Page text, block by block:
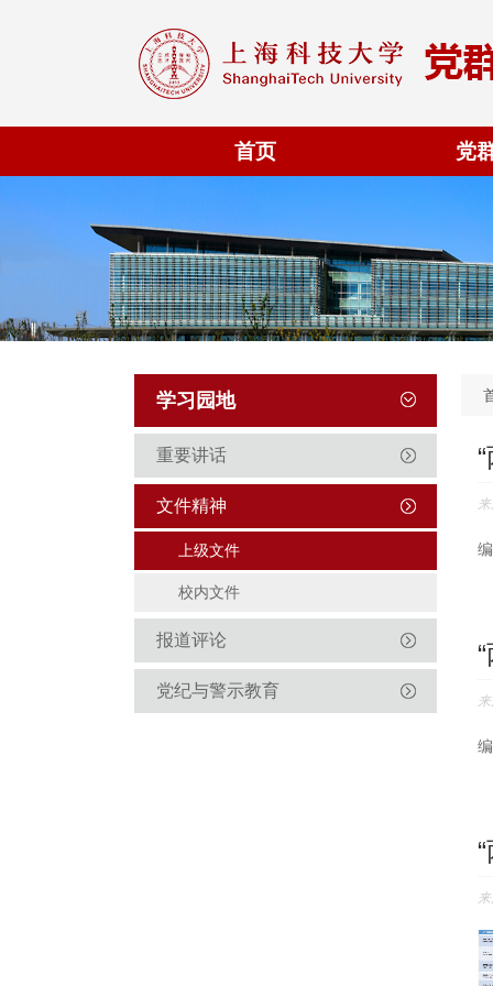
首页 党
学习园地
重要讲话
文件精神
上级文件
校内文件
报道评论
党纪与警示教育